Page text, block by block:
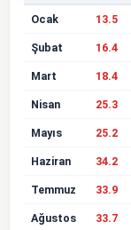
Ocak 13.5
Şubat 16.4
Mart 18.4
Nisan 25.3
Mayıs 25.2
Haziran 34.2
Temmuz 33.9
Ağustos 33.7